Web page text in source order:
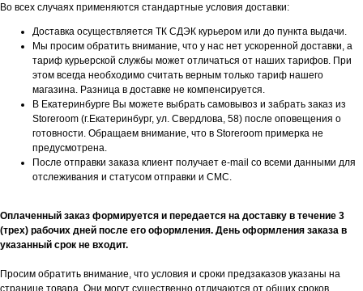
Во всех случаях применяются стандартные условия доставки:
Доставка осуществляется ТК СДЭК курьером или до пункта выдачи.
Мы просим обратить внимание, что у нас нет ускоренной доставки, а
тариф курьерской службы может отличаться от наших тарифов. При
этом всегда необходимо считать верным только тариф нашего
магазина. Разница в доставке не компенсируется.
В Екатеринбурге Вы можете выбрать самовывоз и забрать заказ из
Storeroom (г.Екатеринбург, ул. Свердлова, 58) после оповещения о
готовности. Обращаем внимание, что в Storeroom примерка не
предусмотрена.
После отправки заказа клиент получает e-mail со всеми данными для
отслеживания и статусом отправки и СМС.
Оплаченный заказ формируется и передается на доставку в течение 3
(трех) рабочих дней после его оформления. День оформления заказа в
указанный срок не входит.
Просим обратить внимание, что условия и сроки предзаказов указаны на
БУДЬТЕ В КУРСЕ НАШИХ
Подпишитесь на нашу рассылку и